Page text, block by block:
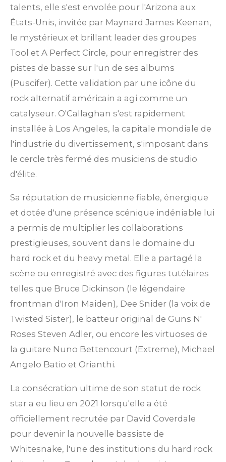
talents, elle s'est envolée pour l'Arizona aux
États-Unis, invitée par Maynard James Keenan,
le mystérieux et brillant leader des groupes
Tool et A Perfect Circle, pour enregistrer des
pistes de basse sur l'un de ses albums
(Puscifer). Cette validation par une icône du
rock alternatif américain a agi comme un
catalyseur. O'Callaghan s'est rapidement
installée à Los Angeles, la capitale mondiale de
l'industrie du divertissement, s'imposant dans
le cercle très fermé des musiciens de studio
d'élite.
Sa réputation de musicienne fiable, énergique
et dotée d'une présence scénique indéniable lui
a permis de multiplier les collaborations
prestigieuses, souvent dans le domaine du
hard rock et du heavy metal. Elle a partagé la
scène ou enregistré avec des figures tutélaires
telles que Bruce Dickinson (le légendaire
frontman d'Iron Maiden), Dee Snider (la voix de
Twisted Sister), le batteur original de Guns N'
Roses Steven Adler, ou encore les virtuoses de
la guitare Nuno Bettencourt (Extreme), Michael
Angelo Batio et Orianthi.
La consécration ultime de son statut de rock
star a eu lieu en 2021 lorsqu'elle a été
officiellement recrutée par David Coverdale
pour devenir la nouvelle bassiste de
Whitesnake, l'une des institutions du hard rock